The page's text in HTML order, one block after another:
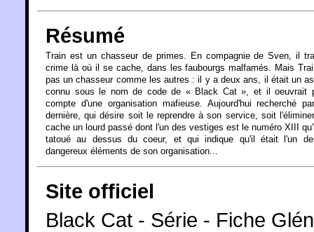
Résumé
Train est un chasseur de primes. En compagnie de Sven, il
crime là où il se cache, dans les faubourgs malfamés. Mais
pas un chasseur comme les autres : il y a deux ans, il était un
connu sous le nom de code de « Black Cat », et il oeuvrait
compte d'une organisation mafieuse. Aujourd'hui recherché
dernière, qui désire soit le reprendre à son service, soit
cache un lourd passé dont l'un des vestiges est le numéro XIII
tatoué au dessus du coeur, et qui indique qu'il était l'un
dangereux éléments de son organisation...
Site officiel
Black Cat - Série - Fiche